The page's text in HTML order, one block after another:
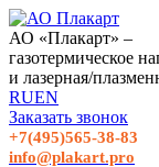
АО «Плакарт» –
газотермическое
и лазерная/
RUEN
Заказать звонок
+7(495)565-38-83
info@plakart.pro